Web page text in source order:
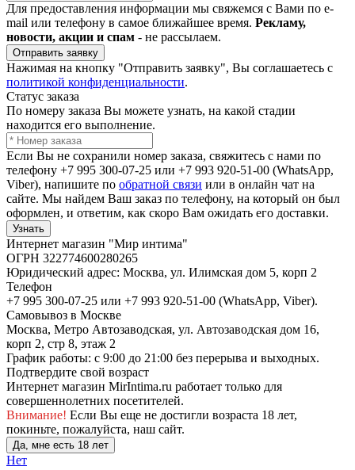
Для предоставления информации мы свяжемся с Вами по e-
mail или телефону в самое ближайшее время. Рекламу,
новости, акции и спам - не рассылаем.
Отправить заявку
Нажимая на кнопку "Отправить заявку", Вы соглашаетесь с
политикой конфиденциальности.
Статус заказа
По номеру заказа Вы можете узнать, на какой стадии
находится его выполнение.
Если Вы не сохранили номер заказа, свяжитесь с нами по
телефону +7 995 300-07-25 или +7 993 920-51-00 (WhatsApp,
Viber), напишите по обратной связи или в онлайн чат на
сайте. Мы найдем Ваш заказ по телефону, на который он был
оформлен, и ответим, как скоро Вам ожидать его доставки.
Узнать
Интернет магазин "Мир интима"
ОГРН 322774600280265
Юридический адрес: Москва, ул. Илимская дом 5, корп 2
Телефон
+7 995 300-07-25 или +7 993 920-51-00 (WhatsApp, Viber).
Самовывоз в Москве
Москва, Метро Автозаводская, ул. Автозаводская дом 16,
корп 2, стр 8, этаж 2
График работы: с 9:00 до 21:00 без перерыва и выходных.
Подтвердите свой возраст
Интернет магазин MirIntima.ru работает только для
совершеннолетних посетителей.
Внимание! Если Вы еще не достигли возраста 18 лет,
покиньте, пожалуйста, наш сайт.
Да, мне есть 18 лет
Нет